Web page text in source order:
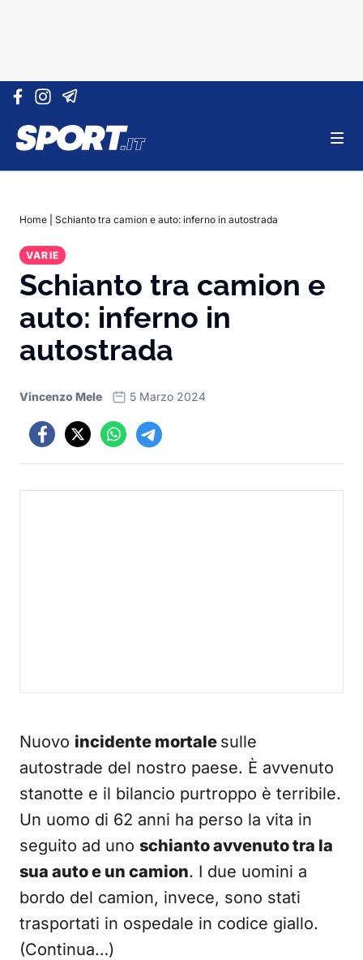
Vai al contenuto
Home Schianto tra camion e auto: inferno in autostrada
VARIE
Schianto tra camion e
auto: inferno in
autostrada
Vincenzo Mele 5 Marzo 2024
Nuovo incidente mortale sulle
autostrade del nostro paese. È avvenuto
stanotte e il bilancio purtroppo è terribile.
Un uomo di 62 anni ha perso la vita in
seguito ad uno schianto avvenuto tra la
sua auto e un camion. I due uomini a
bordo del camion, invece, sono stati
trasportati in ospedale in codice giallo.
(Continua…)